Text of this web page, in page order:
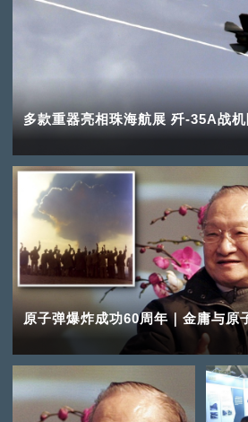
多款重器亮相珠海航展 歼-35A战
原子弹爆炸成功60周年｜金庸与原